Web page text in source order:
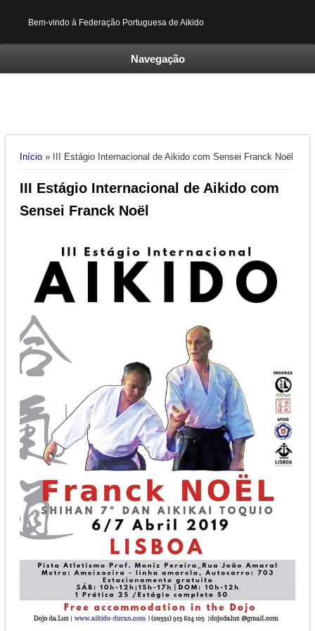
Bem-vindo à Federação Portuguesa de Aikido
Navegação
Está aqui
Início» III Estágio Internacional de Aikido com Sensei Franck Noël
III Estágio Internacional de Aikido com
Sensei Franck Noël